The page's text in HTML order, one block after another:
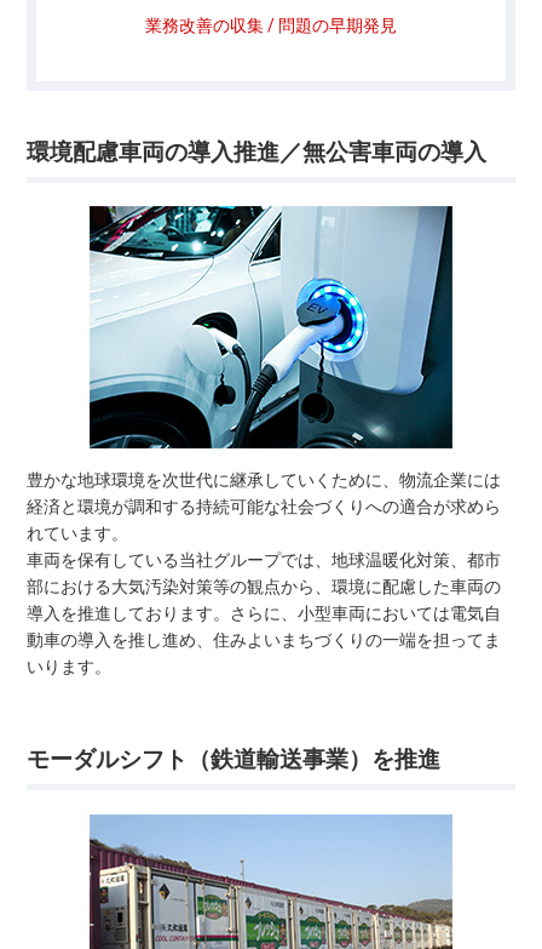
業務改善の収集 / 問題の早期発見
環境配慮車両の導入推進／無公害車両の導入
豊かな地球環境を次世代に継承していくために、物流企業には
経済と環境が調和する持続可能な社会づくりへの適合が求めら
れています。
車両を保有している当社グループでは、地球温暖化対策、都市
部における大気汚染対策等の観点から、環境に配慮した車両の
導入を推進しております。さらに、小型車両においては電気自
動車の導入を推し進め、住みよいまちづくりの一端を担ってま
いります。
モーダルシフト（鉄道輸送事業）を推進